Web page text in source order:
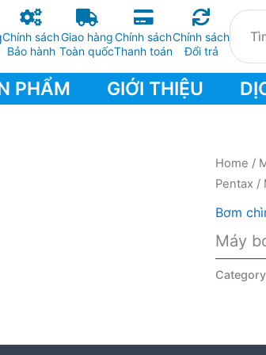
Chính sách
Bảo hành
Giao hàng
Toàn quốc
Chính sách
Thanh toán
Chính sách
Đổi trả
PHẨM GIỚI THIỆU
Home /
Pentax /
Bơm
Máy